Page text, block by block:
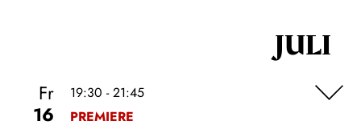
JULI
Fr
16
19:30 - 21:45
PREMIERE